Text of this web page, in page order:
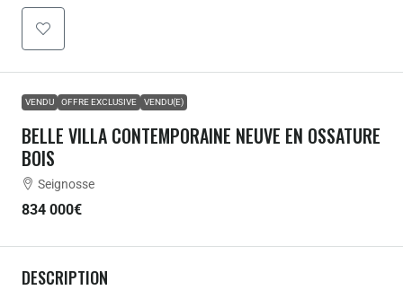
VENDU OFFRE EXCLUSIVE VENDU(E)
BELLE VILLA CONTEMPORAINE NEUVE EN OSSATURE
BOIS
Seignosse
834 000€
DESCRIPTION